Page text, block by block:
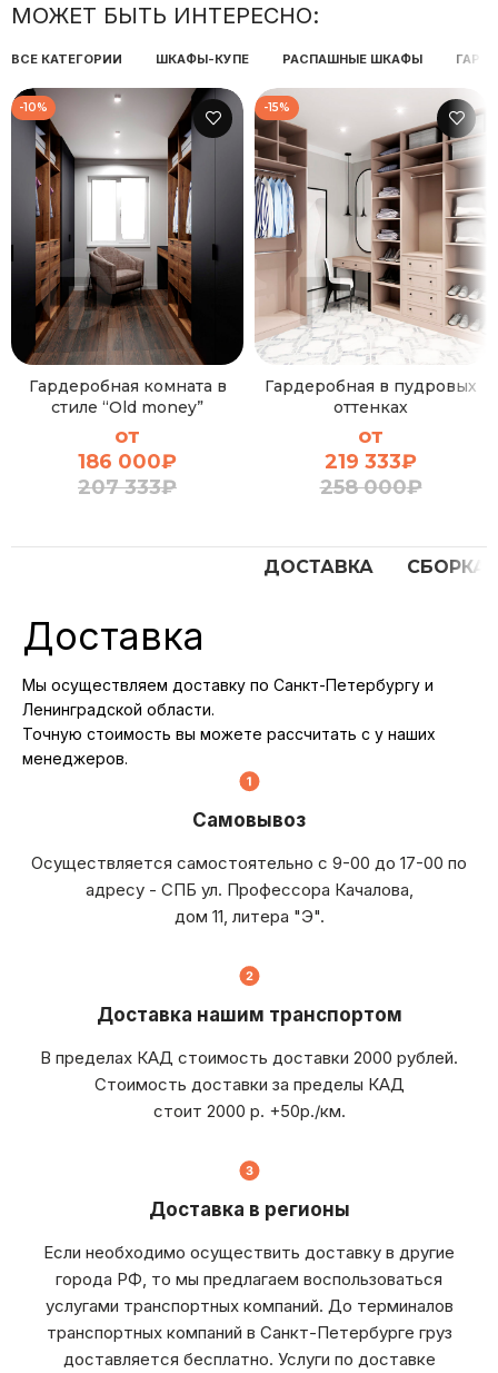
МОЖЕТ БЫТЬ ИНТЕРЕСНО:
ВСЕ КАТЕГОРИИ ШКАФЫ-КУПЕ РАСПАШНЫЕ ШКАФЫ
-10%
Гардеробная комната в
стиле “Old money”
от
186 000₽
207 333₽
-15%
Гардеробная в пудровых
оттенках
от
219 333₽
258 000₽
ДОСТАВКА СБОРКА
Доставка
Мы осуществляем доставку по Санкт-Петербургу и
Ленинградской области.
Точную стоимость вы можете рассчитать с у наших
менеджеров.
Самовывоз
Осуществляется самостоятельно с 9-00 до 17-00 по
адресу - СПБ ул. Профессора Качалова,
дом 11, литера "Э".
Доставка нашим транспортом
В пределах КАД стоимость доставки 2000 рублей.
Стоимость доставки за пределы КАД
стоит 2000 р. +50р./км.
Доставка в регионы
Если необходимо осуществить доставку в другие
города РФ, то мы предлагаем воспользоваться
услугами транспортных компаний. До терминалов
транспортных компаний в Санкт-Петербурге груз
доставляется бесплатно. Услуги по доставке